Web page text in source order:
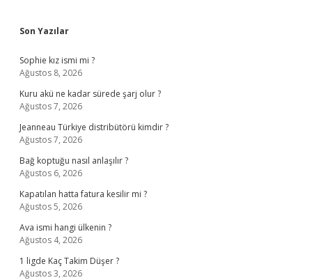
Sidebar
Son Yazılar
Sophie kız ismi mi ?
Ağustos 8, 2026
Kuru akü ne kadar sürede şarj olur ?
Ağustos 7, 2026
Jeanneau Türkiye distribütörü kimdir ?
Ağustos 7, 2026
Bağ koptuğu nasıl anlaşılır ?
Ağustos 6, 2026
Kapatılan hatta fatura kesilir mi ?
Ağustos 5, 2026
Ava ismi hangi ülkenin ?
Ağustos 4, 2026
1 ligde Kaç Takim Düşer ?
Ağustos 3, 2026